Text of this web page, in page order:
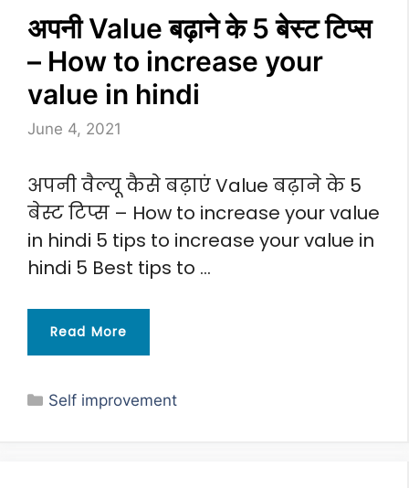
अपनी Value बढ़ाने के 5 बेस्ट टिप्स
– How to increase your
value in hindi
June 4, 2021
अपनी वैल्यू कैसे बढ़ाएं Value बढ़ाने के 5
बेस्ट टिप्स – How to increase your value
in hindi 5 tips to increase your value in
hindi 5 Best tips to …
Read More
Categories
Self improvement